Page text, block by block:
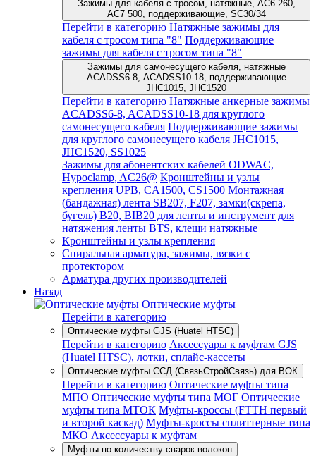
Зажимы для кабеля с тросом, натяжные, AC6 260,
AC7 500, поддерживающие, SC30/34
Перейти в категорию Натяжные зажимы для
кабеля с тросом типа "8" Поддерживающие
зажимы для кабеля с тросом типа "8"
Зажимы для самонесущего кабеля, натяжные
ACADSS6-8, ACADSS10-18, поддерживающие
JHC1015, JHC1520
Перейти в категорию Натяжные анкерные зажимы
ACADSS6-8, ACADSS10-18 для круглого
самонесущего кабеля Поддерживающие зажимы
для круглого самонесущего кабеля JHC1015,
JHC1520, SS1025
Зажимы для абонентских кабелей ODWAC,
Hypoclamp, AC26@ Кронштейны и узлы
крепления UPB, CA1500, CS1500 Монтажная
(бандажная) лента SB207, F207, замки(скрепа,
бугель) B20, BIB20 для ленты и инструмент для
натяжения ленты BTS, клещи натяжные
Кронштейны и узлы крепления
Спиральная арматура, зажимы, вязки с
протектором
Арматура других производителей
Назад
Оптические муфты
Перейти в категорию
Оптические муфты GJS (Huatel HTSC)
Перейти в категорию Аксессуары к муфтам GJS
(Huatel HTSC), лотки, сплайс-кассеты
Оптические муфты ССД (СвязьСтройСвязь) для ВОК
Перейти в категорию Оптические муфты типа
МПО Оптические муфты типа МОГ Оптические
муфты типа МТОК Муфты-кроссы (FTTH первый
и второй каскад) Муфты-кроссы сплиттерные типа
МКО Аксессуары к муфтам
Муфты по количеству сварок волокон